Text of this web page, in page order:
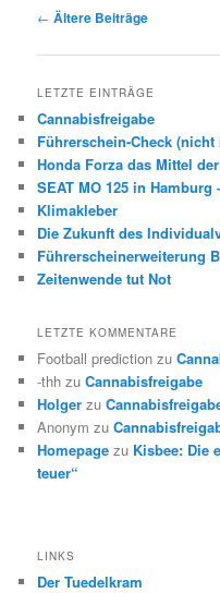
Beitrags-
← Ältere Beiträge
LETZTE EINTRÄGE
Cannabisfreigabe
Führerschein-Check
Honda Forza das Mittel
SEAT MO 125 in
Klimakleber
Die Zukunft des
Führerscheinerweiterung
Zeitenwende tut Not
LETZTE KOMMENTARE
Football prediction zu
-thh zuCannabisfreigabe
Holger zu
Anonym zu
Homepage zu Kisbee: Die
teuer“
LINKS
Der Tuedelkram